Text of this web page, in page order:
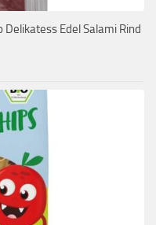
Edel Salami Rind